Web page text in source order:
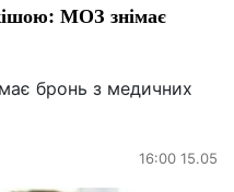
МОЗ знімає
бронь з медичних
16:00 15.05